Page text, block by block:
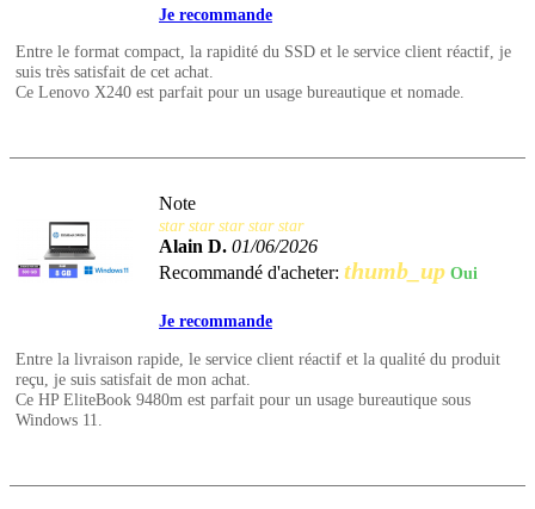
Je recommande
Entre le format compact, la rapidité du SSD et le service client réactif, je
suis très satisfait de cet achat.
Ce Lenovo X240 est parfait pour un usage bureautique et nomade.
Note
star star star star star
Alain D. 01/06/2026
Recommandé d'acheter: thumb_up Oui
Je recommande
Entre la livraison rapide, le service client réactif et la qualité du produit
reçu, je suis satisfait de mon achat.
Ce HP EliteBook 9480m est parfait pour un usage bureautique sous
Windows 11.